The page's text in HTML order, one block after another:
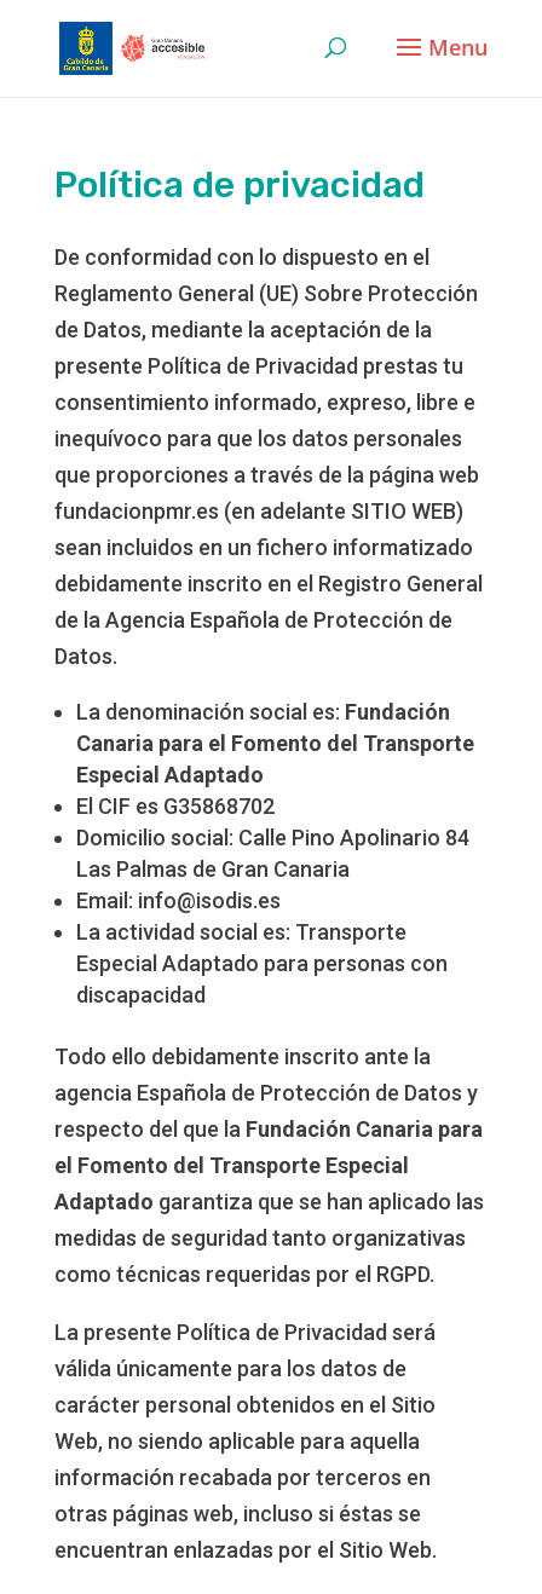
content
Política de privacidad
De conformidad con lo dispuesto en el
Reglamento General (UE) Sobre Protección
de Datos, mediante la aceptación de la
presente Política de Privacidad prestas tu
consentimiento informado, expreso, libre e
inequívoco para que los datos personales
que proporciones a través de la página web
fundacionpmr.es (en adelante SITIO WEB)
sean incluidos en un fichero informatizado
debidamente inscrito en el Registro General
de la Agencia Española de Protección de
Datos.
La denominación social es: Fundación
Canaria para el Fomento del Transporte
Especial Adaptado
El CIF es G35868702
Domicilio social: Calle Pino Apolinario 84
Las Palmas de Gran Canaria
Email: info@isodis.es
La actividad social es: Transporte
Especial Adaptado para personas con
discapacidad
Todo ello debidamente inscrito ante la
agencia Española de Protección de Datos y
respecto del que la Fundación Canaria para
el Fomento del Transporte Especial
Adaptado garantiza que se han aplicado las
medidas de seguridad tanto organizativas
como técnicas requeridas por el RGPD.
La presente Política de Privacidad será
válida únicamente para los datos de
carácter personal obtenidos en el Sitio
Web, no siendo aplicable para aquella
información recabada por terceros en
otras páginas web, incluso si éstas se
encuentran enlazadas por el Sitio Web.